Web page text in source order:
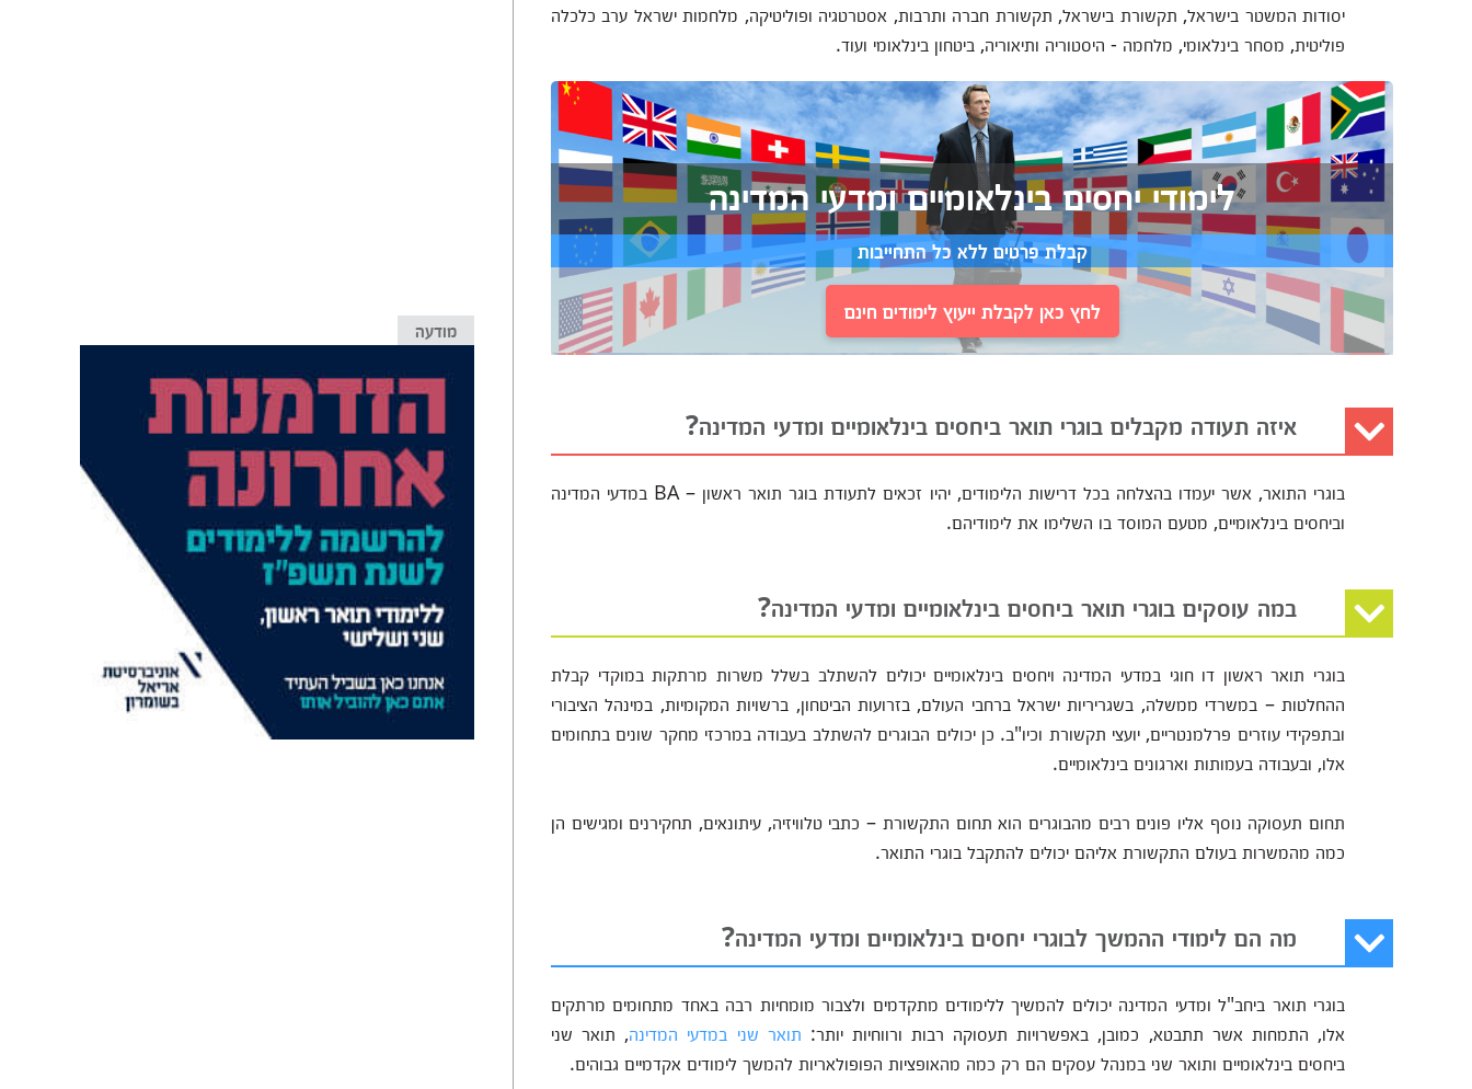
יסודות המשטר בישראל, תקשורת בישראל, תקשורת חברה ותרבות, אסטרטגיה ופוליטיקה, מלחמות ישראל ערב כלכלה
פוליטית, מסחר בינלאומי, מלחמה - היסטוריה ותיאוריה, ביטחון בינלאומי ועוד.
לימודי יחסים בינלאומיים ומדעי המדינה
קבלת פרטים ללא כל התחייבות
לחץ כאן לקבלת ייעוץ לימודים חינם
איזה תעודה מקבלים בוגרי תואר ביחסים בינלאומיים ומדעי המדינה?
בוגרי התואר, אשר יעמדו בהצלחה בכל דרישות הלימודים, יהיו זכאים לתעודת בוגר תואר ראשון – BA במדעי המדינה
וביחסים בינלאומיים, מטעם המוסד בו השלימו את לימודיהם.
במה עוסקים בוגרי תואר ביחסים בינלאומיים ומדעי המדינה?
בוגרי תואר ראשון דו חוגי במדעי המדינה ויחסים בינלאומיים יכולים להשתלב בשלל משרות מרתקות במוקדי קבלת
ההחלטות – במשרדי ממשלה, בשגריריות ישראל ברחבי העולם, בזרועות הביטחון, ברשויות המקומיות, במינהל הציבורי
ובתפקידי עוזרים פרלמנטריים, יועצי תקשורת וכיו"ב. כן יכולים הבוגרים להשתלב בעבודה במרכזי מחקר שונים בתחומים
אלו, ובעבודה בעמותות וארגונים בינלאומיים.
תחום תעסוקה נוסף אליו פונים רבים מהבוגרים הוא תחום התקשורת – כתבי טלוויזיה, עיתונאים, תחקירנים ומגישים הן
כמה מהמשרות בעולם התקשורת אליהם יכולים להתקבל בוגרי התואר.
מה הם לימודי ההמשך לבוגרי יחסים בינלאומיים ומדעי המדינה?
בוגרי תואר ביחב"ל ומדעי המדינה יכולים להמשיך ללימודים מתקדמים ולצבור מומחיות רבה באחד מתחומים מרתקים
אלו, התמחות אשר תתבטא, כמובן, באפשרויות תעסוקה רבות ורווחיות יותר: תואר שני במדעי המדינה, תואר שני
ביחסים בינלאומיים ותואר שני במנהל עסקים הם רק כמה מהאופציות הפופולאריות להמשך לימודים אקדמיים גבוהים.
מודעה